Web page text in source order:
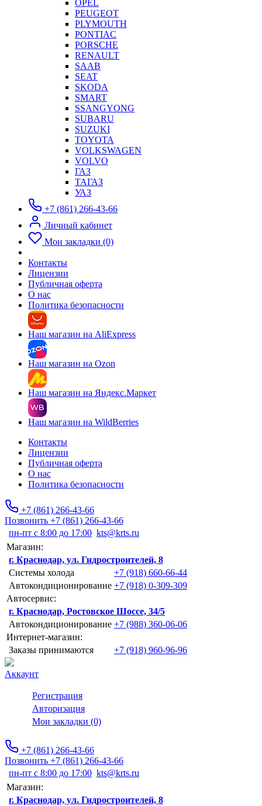
OPEL
PEUGEOT
PLYMOUTH
PONTIAC
PORSCHE
RENAULT
SAAB
SEAT
SKODA
SMART
SSANGYONG
SUBARU
SUZUKI
TOYOTA
VOLKSWAGEN
VOLVO
ГАЗ
ТАГАЗ
УАЗ
+7 (861) 266-43-66
Личный кабинет
Мои закладки (0)
Контакты
Лицензии
Публичная оферта
О нас
Политика безопасности
Наш магазин на AliExpress
Наш магазин на Ozon
Наш магазин на Яндекс.Маркет
Наш магазин на WildBerries
Контакты
Лицензии
Публичная оферта
О нас
Политика безопасности
+7 (861) 266-43-66
Позвонить +7 (861) 266-43-66
пн-пт с 8:00 до 17:00 kts@krts.ru
Магазин:
г. Краснодар, ул. Гидростроителей, 8
Системы холода
+7 (918) 660-66-44
Автокондиционирование +7 (918) 0-309-309
Автосервис:
г. Краснодар, Ростовское Шоссе, 34/5
Автокондиционирование +7 (988) 360-06-06
Интернет-магазин:
Заказы принимаются
+7 (918) 960-96-96
Аккаунт
Регистрация
Авторизация
Мои закладки (0)
+7 (861) 266-43-66
Позвонить +7 (861) 266-43-66
пн-пт с 8:00 до 17:00 kts@krts.ru
Магазин:
г. Краснодар, ул. Гидростроителей, 8